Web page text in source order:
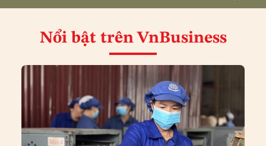
Nổi bật trên VnBusiness